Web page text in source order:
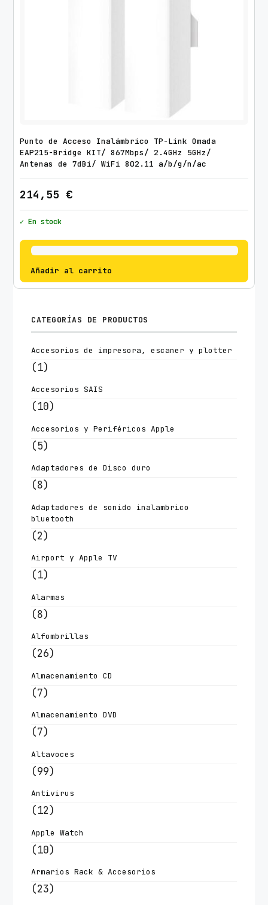
Punto de Acceso Inalámbrico TP-Link Omada
EAP215-Bridge KIT/ 867Mbps/ 2.4GHz 5GHz/
Antenas de 7dBi/ WiFi 802.11 a/b/g/n/ac
214,55 €
✓ En stock
Añadir al carrito
CATEGORÍAS DE PRODUCTOS
Accesorios de impresora, escaner y plotter
(1)
Accesorios SAIS
(10)
Accesorios y Periféricos Apple
(5)
Adaptadores de Disco duro
(8)
Adaptadores de sonido inalambrico
bluetooth
(2)
Airport y Apple TV
(1)
Alarmas
(8)
Alfombrillas
(26)
Almacenamiento CD
(7)
Almacenamiento DVD
(7)
Altavoces
(99)
Antivirus
(12)
Apple Watch
(10)
Armarios Rack & Accesorios
(23)